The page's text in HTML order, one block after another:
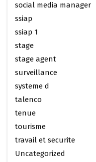
social media manager
ssiap
ssiap 1
stage
stage agent
surveillance
systeme d
talenco
tenue
tourisme
travail et securite
Uncategorized